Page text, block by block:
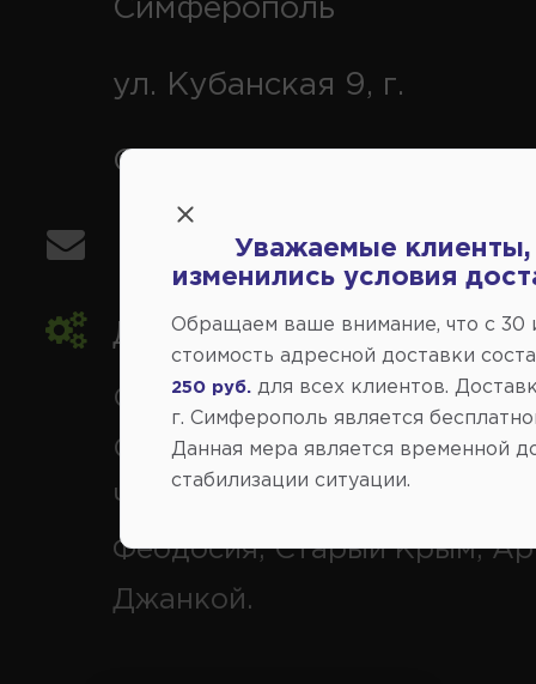
Симферополь
ул. Кубанская 9, г.
Симферополь
info@avtovse.com.ru
Доставка автозапчастей,
Симферополь и районы,
Севастополь, Ялта,
Черноморское, Саки,
Феодосия, Старый Крым,
Джанкой.
Уважаемые клиенты,
изменились условия
Обращаем ваше внимание, что c 30
стоимость адресной доставки
250 руб.
для всех клиентов.
г. Симферополь является
Данная мера является временной
стабилизации ситуации.